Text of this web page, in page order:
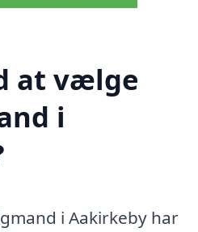
at vælge
i
i Aakirkeby har